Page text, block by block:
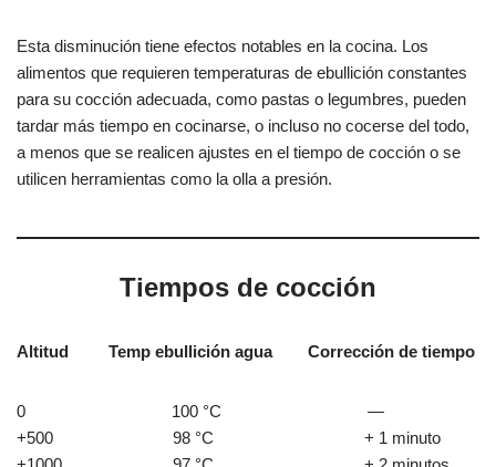
Esta disminución tiene efectos notables en la cocina. Los
alimentos que requieren temperaturas de ebullición constantes
para su cocción adecuada, como pastas o legumbres, pueden
tardar más tiempo en cocinarse, o incluso no cocerse del todo,
a menos que se realicen ajustes en el tiempo de cocción o se
utilicen herramientas como la olla a presión.
Tiempos de cocción
Altitud Temp ebullición agua Corrección de tiempo
0 100 °C —
+500 98 °C + 1 minuto